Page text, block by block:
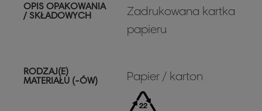
OPIS OPAKOWANIA
/ SKŁADOWYCH
Zadrukowana kartka
papieru
RODZAJ(E)
MATERIAŁU (-ÓW)
Papier / karton